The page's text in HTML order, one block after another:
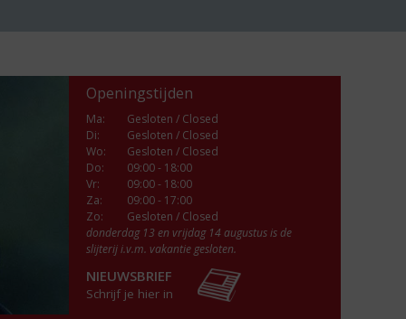
Openingstijden
Ma:
Gesloten / Closed
Di:
Gesloten / Closed
Wo:
Gesloten / Closed
Do:
09:00 - 18:00
Vr:
09:00 - 18:00
Za:
09:00 - 17:00
Zo:
Gesloten / Closed
donderdag 13 en vrijdag 14 augustus is de
slijterij i.v.m. vakantie gesloten.
NIEUWSBRIEF
Schrijf je hier in